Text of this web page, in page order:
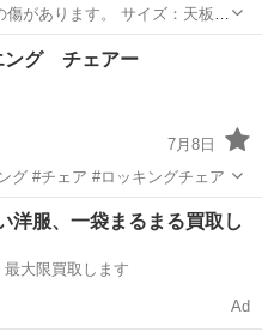
。 サイズ：天板約
りに来て頂ける方に限ります。
心駅
グ チェアー
7月8日
#ポエング #チェア #ロッキングチェア
心駅 椅子 ポエング
洋服、一袋まるまる買取し
大限買取します
Ad